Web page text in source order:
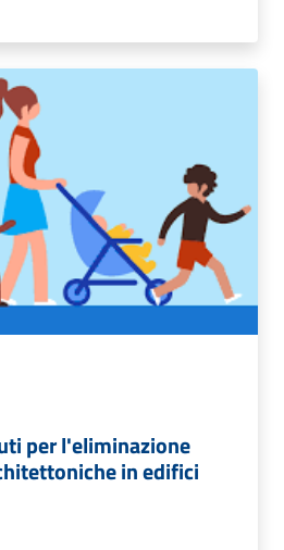
per l'eliminazione
in edifici